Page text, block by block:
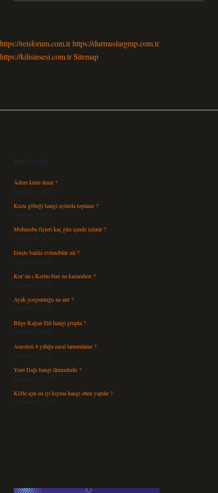
https://reisforum.com.trhttps://durmuslargrup.com.tr
https://kilisinsesi.com.trSitemap
Son Yazılar
Âdem kime denir ?
Ağustos 9, 2026
Kuzu göbeği hangi aylarda toplanır ?
Ağustos 8, 2026
Muhasebe fişleri kaç gün içinde işlenir ?
Ağustos 8, 2026
Enişte baldız evlenebilir mi ?
Ağustos 6, 2026
Kur’an-ı Kerim bize ne kazandırır ?
Ağustos 6, 2026
Ayak yorgunluğu ne alır ?
Ağustos 5, 2026
Bilge Kağan Etil hangi grupta ?
Ağustos 4, 2026
Anestezi 4 yıllığa nasıl tamamlanır ?
Ağustos 4, 2026
Yunt Dağı hangi ilimizdedir ?
Temmuz 29, 2026
Köfte için en iyi kıyma hangi etten yapılır ?
Temmuz 27, 2026